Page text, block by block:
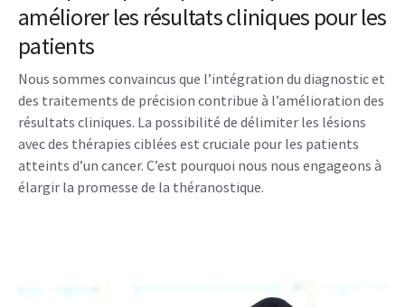
améliorer les résultats cliniques pour les
patients
Nous sommes convaincus que l’intégration du diagnostic et
des traitements de précision contribue à l’amélioration des
résultats cliniques. La possibilité de délimiter les lésions
avec des thérapies ciblées est cruciale pour les patients
atteints d’un cancer. C’est pourquoi nous nous engageons à
élargir la promesse de la théranostique.